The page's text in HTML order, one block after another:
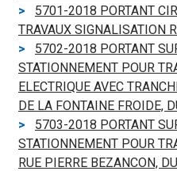
5701-2018 PORTANT
TRAVAUX SIGNALISATION
5702-2018 PORTANT
STATIONNEMENT POUR
ELECTRIQUE AVEC
DE LA FONTAINE FROIDE,
5703-2018 PORTANT
STATIONNEMENT POUR
RUE PIERRE BEZANCON,